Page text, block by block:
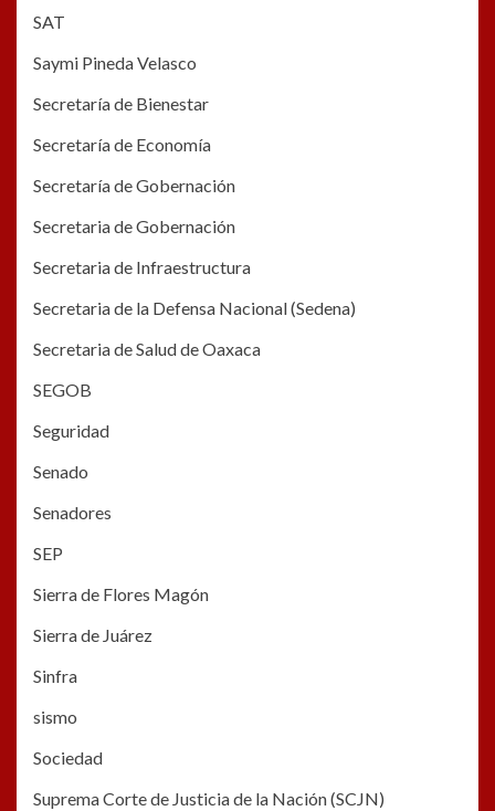
SAT
Saymi Pineda Velasco
Secretaría de Bienestar
Secretaría de Economía
Secretaría de Gobernación
Secretaria de Gobernación
Secretaria de Infraestructura
Secretaria de la Defensa Nacional (Sedena)
Secretaria de Salud de Oaxaca
SEGOB
Seguridad
Senado
Senadores
SEP
Sierra de Flores Magón
Sierra de Juárez
Sinfra
sismo
Sociedad
Suprema Corte de Justicia de la Nación (SCJN)